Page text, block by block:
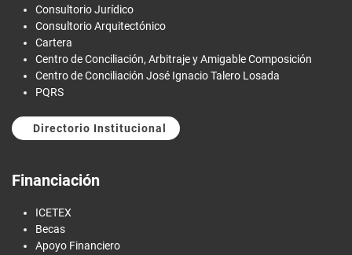
Consultorio Jurídico
Consultorio Arquitectónico
Cartera
Centro de Conciliación, Arbitraje y Amigable Composición
Centro de Conciliación José Ignacio Talero Losada
PQRS
Directorio Institucional
Financiación
ICETEX
Becas
Apoyo Financiero